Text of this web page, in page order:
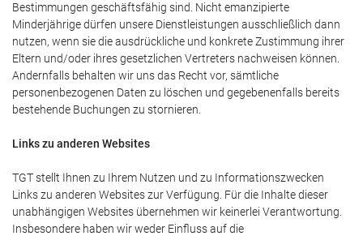
Bestimmungen geschäftsfähig sind. Nicht emanzipierte
Minderjährige dürfen unsere Dienstleistungen ausschließlich dann
nutzen, wenn sie die ausdrückliche und konkrete Zustimmung ihrer
Eltern und/oder ihres gesetzlichen Vertreters nachweisen können.
Andernfalls behalten wir uns das Recht vor, sämtliche
personenbezogenen Daten zu löschen und gegebenenfalls bereits
bestehende Buchungen zu stornieren.
Links zu anderen Websites
TGT stellt Ihnen zu Ihrem Nutzen und zu Informationszwecken
Links zu anderen Websites zur Verfügung. Für die Inhalte dieser
unabhängigen Websites übernehmen wir keinerlei Verantwortung.
Insbesondere haben wir weder Einfluss auf die